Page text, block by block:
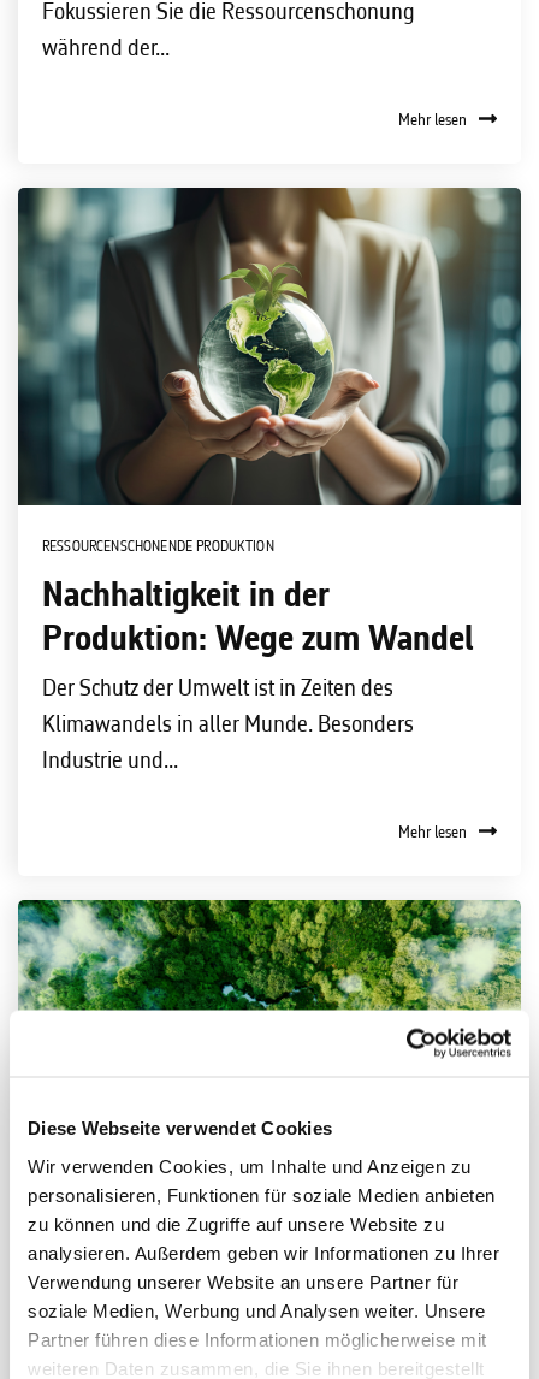
Diese Webseite verwendet Cookies
Wir verwenden Cookies, um Inhalte und Anzeigen zu
personalisieren, Funktionen für soziale Medien anbieten
zu können und die Zugriffe auf unsere Website zu
analysieren. Außerdem geben wir Informationen zu Ihrer
Verwendung unserer Website an unsere Partner für
soziale Medien, Werbung und Analysen weiter. Unsere
Partner führen diese Informationen möglicherweise mit
weiteren Daten zusammen, die Sie ihnen bereitgestellt
Fokussieren Sie die Ressourcenschonung
während der...
Mehr lesen
RESSOURCENSCHONENDE PRODUKTION
Nachhaltigkeit in der
Produktion: Wege zum Wandel
Der Schutz der Umwelt ist in Zeiten des
Klimawandels in aller Munde. Besonders
Industrie und...
Mehr lesen
RESSOURCENSCHONENDE PRODUKTION
Nachhaltig wirtschaften: Gut für
das Unternehmen und die